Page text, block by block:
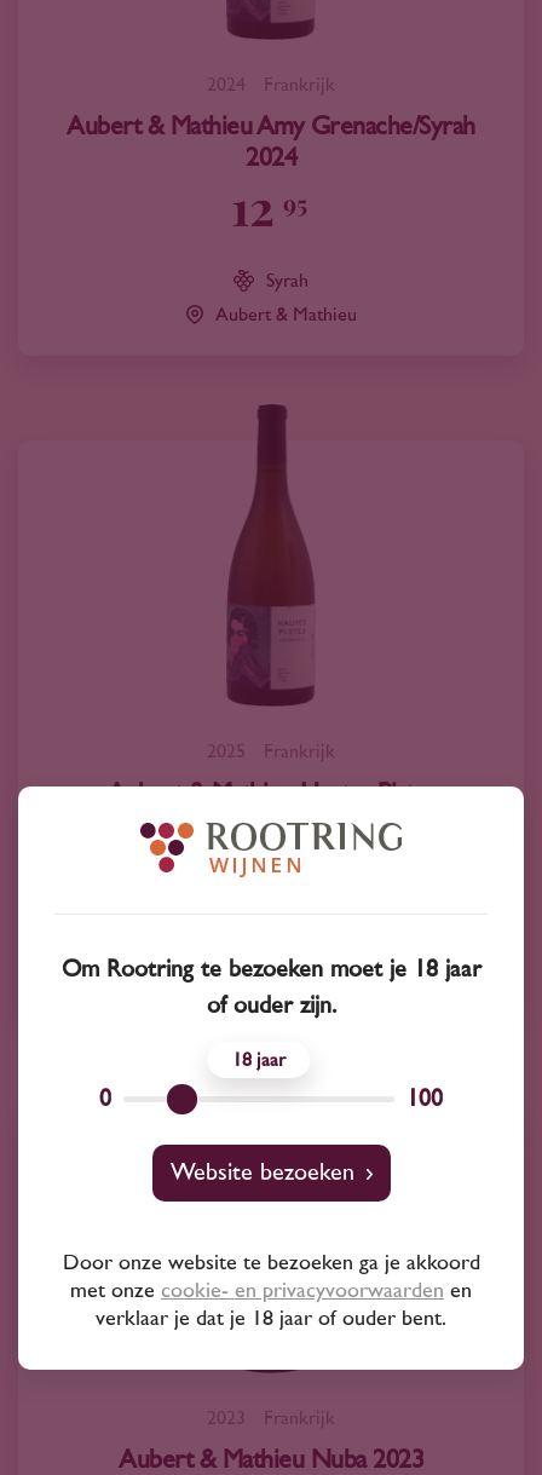
2024 Frankrijk
Aubert & Mathieu Amy Grenache/Syrah
2024
12 95
Syrah
Aubert & Mathieu
2025 Frankrijk
Aubert & Mathieu Hautes Pistes
Chardonnay 2025
14 50
Aubert & Mathieu
2023 Frankrijk
Aubert & Mathieu Nuba 2023
Om Rootring te bezoeken moet je 18 jaar
of ouder zijn.
0
18
100
Website bezoeken
Door onze website te bezoeken ga je akkoord
met onze cookie- en privacyvoorwaarden en
verklaar je dat je 18 jaar of ouder bent.